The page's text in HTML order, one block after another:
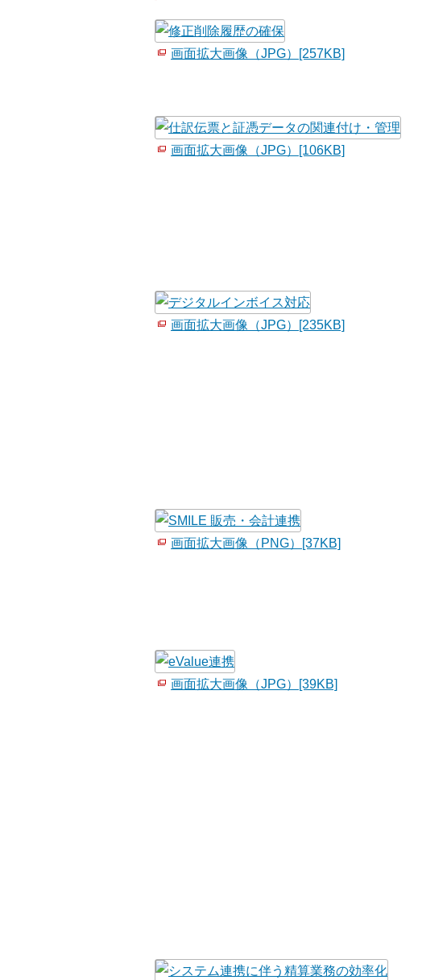
画面拡大画像（JPG）[257KB]
画面拡大画像（JPG）[106KB]
画面拡大画像（JPG）[235KB]
画面拡大画像（PNG）[37KB]
画面拡大画像（JPG）[39KB]